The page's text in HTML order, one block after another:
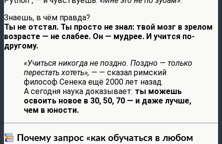
Знаешь, в чём правда?
Ты не отстал. Ты просто не знал: твой мозг в зрелом
возрасте — не слабее. Он — мудрее. И учится по-
другому.
«Учиться никогда не поздно. Поздно — только
перестать хотеть», — — сказал римский
философ Сенека ещё 2000 лет назад.
А сегодня наука доказывает: ты можешь
освоить новое в 30, 50, 70 — и даже лучше,
чем в юности.
Почему запрос «как обучаться в любом